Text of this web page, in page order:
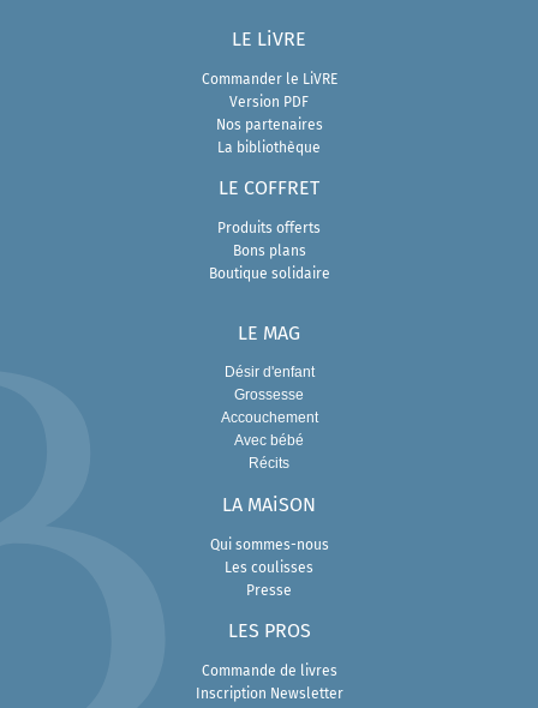
LE LiVRE
Commander le LiVRE
Version PDF
Nos partenaires
La bibliothèque
LE COFFRET
Produits offerts
Bons plans
Boutique solidaire
LE MAG
Désir d'enfant
Grossesse
Accouchement
Avec bébé
Récits
LA MAiSON
Qui sommes-nous
Les coulisses
Presse
LES PROS
Commande de livres
Inscription Newsletter